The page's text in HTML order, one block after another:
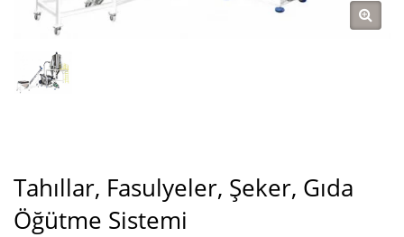
Tahıllar, Fasulyeler, Şeker, Gıda
Öğütme Sistemi